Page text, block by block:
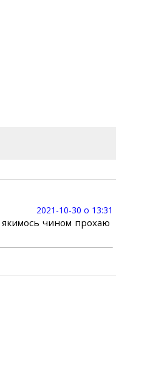
2021-10-30 о 13:31
чином прохаю